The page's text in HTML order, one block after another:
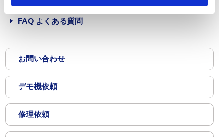
FAQ よくある質問
お問い合わせ
デモ機依頼
修理依頼